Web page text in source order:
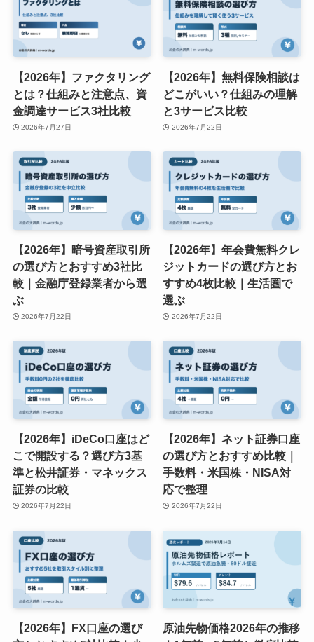
【2026年】ファクタリング
とは？仕組みと注意点、資
金調達サービス3社比較
2026年7月27日
【2026年】無料保険相談は
どこがいい？仕組みの理解
と3サービス比較
2026年7月22日
【2026年】暗号資産取引所
の選び方とおすすめ3社比
較｜金融庁登録業者から選
ぶ
2026年7月22日
【2026年】年会費無料クレ
ジットカードの選び方とお
すすめ4枚比較｜生活圏で
選ぶ
2026年7月22日
【2026年】iDeCo口座はど
こで開設する？選び方3基
準と松井証券・マネックス
証券の比較
2026年7月22日
【2026年】ネット証券口座
の選び方とおすすめ比較｜
手数料・米国株・NISA対
応で整理
2026年7月22日
【2026年】FX口座の選び
原油先物価格2026年の推移